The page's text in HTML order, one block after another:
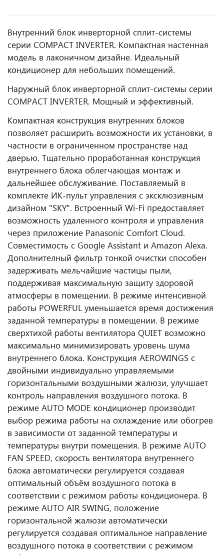
Внутренний блок инверторной сплит-системы
серии COMPACT INVERTER. Компактная настенная
модель в лаконичном дизайне. Идеальный
кондиционер для небольших помещений.
Наружный блок инверторной сплит-системы серии
COMPACT INVERTER. Мощный и эффективный.
Компактная конструкция внутренних блоков
позволяет расширить возможности их установки, в
частности в ограниченном пространстве над
дверью. Тщательно проработанная конструкция
внутреннего блока облегчающая монтаж и
дальнейшее обслуживание. Поставляемый в
комплекте ИК-пульт управления с эксклюзивным
дизайном "SKY". Встроенный Wi-Fi предоставляет
возможность удаленного контроля и управления
через приложение Panasonic Comfort Cloud.
Совместимость с Google Assistant и Amazon Alexa.
Дополнителный фильтр тонкой очистки способен
задерживать мельчайшие частицы пыли,
поддерживая максимальную защиту здоровой
атмосферы в помещении. В режиме интенсивной
работы POWERFUL уменьшается время достижения
заданной температуры в помещении. В режиме
сверхтихой работы вентилятора QUIET возможно
максимально минимизировать уровень шума
внутреннего блока. Конструкция AEROWINGS с
двойными индивидуально управляемыми
горизонтальными воздушными жалюзи, улучшает
контроль направления воздушного потока. В
режиме AUTO MODE кондиционер производит
выбор режима работы на охлаждение или обогрев
в зависимости от заданной температуры и
температуры внутри помещения. В режиме AUTO
FAN SPEED, скорость вентилятора внутреннего
блока автоматически регулируется создавая
оптимальный объём воздушного потока в
соответствии с режимом работы кондиционера. В
режиме AUTO AIR SWING, положение
горизонтальной жалюзи автоматически
регулируется создавая оптимальное направление
воздушного потока в соответствии с режимом